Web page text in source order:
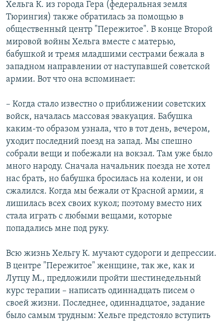
Хельга К. из города Гера (федеральная земля
Тюрингия) также обратилась за помощью в
общественный центр "Пережитое". В конце Второй
мировой войны Хельга вместе с матерью,
бабушкой и тремя младшими сестрами бежала в
западном направлении от наступавшей советской
армии. Вот что она вспоминает:
– Когда стало известно о приближении советских
войск, началась массовая эвакуация. Бабушка
каким-то образом узнала, что в тот день, вечером,
уходит последний поезд на запад. Мы спешно
собрали вещи и побежали на вокзал. Там уже было
много народу. Сначала начальник поезда не хотел
нас брать, но бабушка бросилась на колени, и он
сжалился. Когда мы бежали от Красной армии, я
лишилась всех своих кукол; поэтому вместо них
стала играть с любыми вещами, которые
попадались мне под руку.
Всю жизнь Хельгу К. мучают судороги и депрессии.
В центре "Пережитое" женщине, так же, как и
Лутцу М., предложили пройти шестинедельный
курс терапии – написать одиннадцать писем о
своей жизни. Последнее, одиннадцатое, задание
было самым трудным: Хельге предстояло вступить